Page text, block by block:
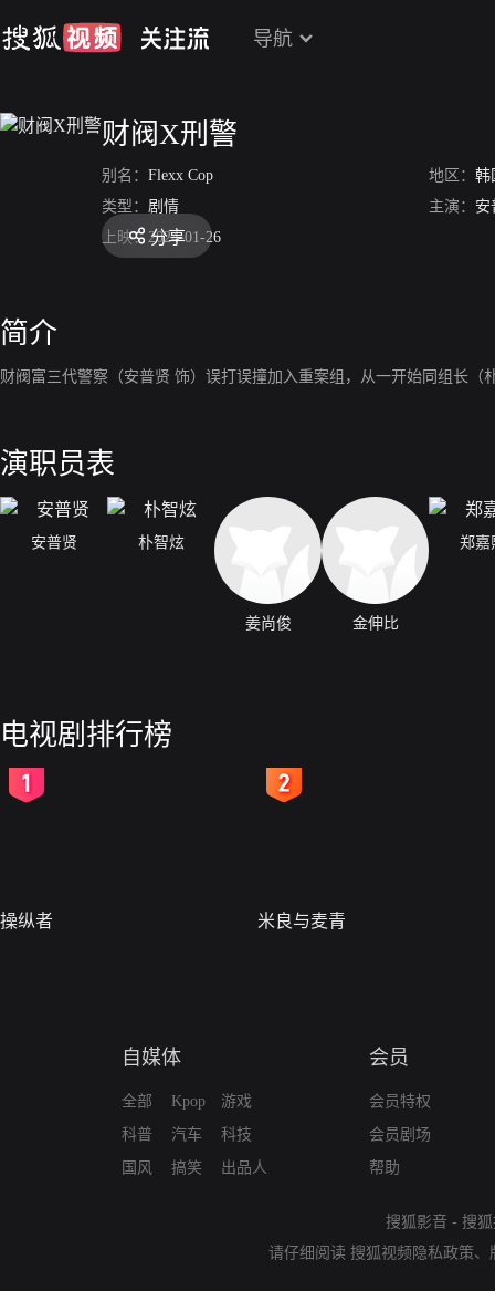
导航
财阀X刑警
别名： Flexx Cop 地区： 韩
类型： 剧情 主演： 安
上映： 2024-01-26
分享
简介
财阀富三代警察（安普贤 饰）误打误撞加入重案组，从一开始同组长
演职员表
安普贤 朴智炫
姜尚俊 金伸比
郑嘉
电视剧排行榜
操纵者 米良与麦青
自媒体
全部
科普
国风
Kpop
汽车
搞笑
游戏
科技
出品人
会员
会员特权
会员剧场
帮助
搜狐影音 - 搜
请仔细阅读 搜狐视频隐私政策、